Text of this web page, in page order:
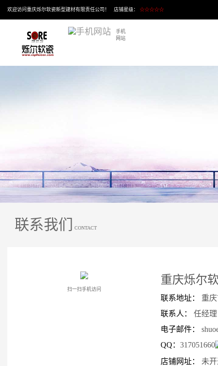
欢迎访问重庆烁尔软瓷新型建材有限责任公司！ 店铺星级： ☆☆☆☆☆
手机
网站
联系我们 CONTACT
扫一扫手机访问
重庆烁尔
联系地址：
重
联系人：
任经
电子邮件：
QQ： 317051660
店铺网址：
未